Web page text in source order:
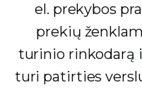
el. prekybos
prekių
turinio rinkodarą
turi patirties